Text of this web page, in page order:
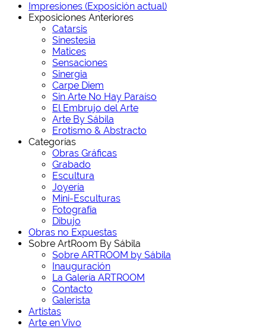
Impresiones (Exposición actual)
Exposiciones Anteriores
Catarsis
Sinestesia
Matices
Sensaciones
Sinergia
Carpe Diem
Sin Arte No Hay Paraíso
El Embrujo del Arte
Arte By Sábila
Erotismo & Abstracto
Categorías
Obras Gráficas
Grabado
Escultura
Joyería
Mini-Esculturas
Fotografía
Dibujo
Obras no Expuestas
Sobre ArtRoom By Sábila
Sobre ARTROOM by Sábila
Inauguración
La Galería ARTROOM
Contacto
Galerista
Artistas
Arte en Vivo